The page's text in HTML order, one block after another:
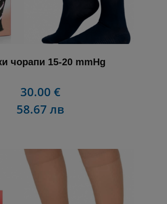
чорапи 15-20 mmHg
30.00 €
58.67 лв